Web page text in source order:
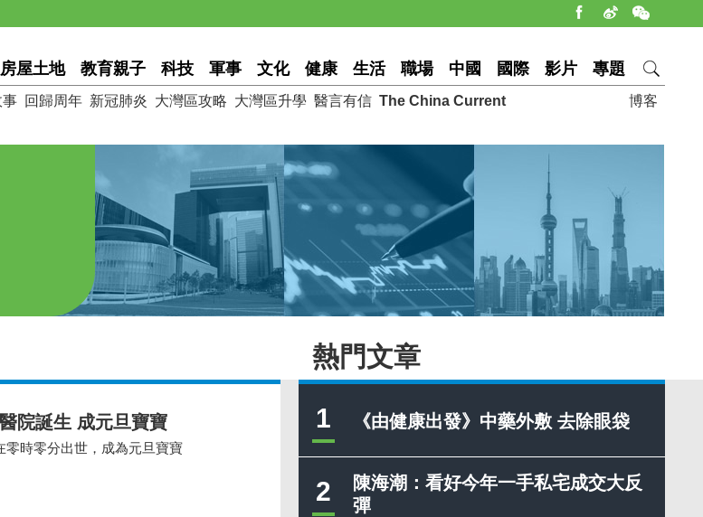
房屋土地 教育親子 科技 軍事 文化 健康 生活 職場 中國 國際 影片 專題
博客
事 回歸周年 新冠肺炎 大灣區攻略 大灣區升學 醫言有信 The China Current
熱門文章
1 《由健康出發》中藥外敷 去除眼袋
2
陳海潮：看好今年一手私宅成交大反
彈
院誕生 成元旦寶寶
零時零分出世，成為元旦寶寶